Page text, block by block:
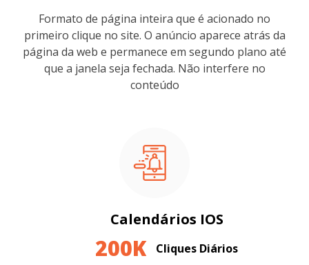
Formato de página inteira que é acionado no
primeiro clique no site. O anúncio aparece atrás da
página da web e permanece em segundo plano até
que a janela seja fechada. Não interfere no
conteúdo
Calendários IOS
200K Cliques Diários